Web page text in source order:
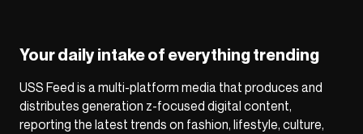
Your daily intake of everything trending
USS Feed is a multi-platform media that produces and
distributes generation z-focused digital content,
reporting the latest trends on fashion, lifestyle, culture,